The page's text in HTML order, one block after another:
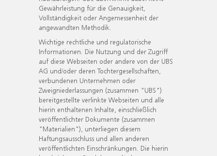
Gewährleistung für die Genauigkeit,
Vollständigkeit oder Angemessenheit der
angewandten Methodik.
Wichtige rechtliche und regulatorische
Informationen. Die Nutzung und der Zugriff
auf diese Webseiten oder andere von der UBS
AG und/oder deren Tochtergesellschaften,
verbundenen Unternehmen oder
Zweigniederlassungen (zusammen "UBS")
bereitgestellte verlinkte Webseiten und alle
hierin enthaltenen Inhalte, einschließlich
veröffentlichter Dokumente (zusammen
"Materialien"), unterliegen diesem
Haftungsausschluss und allen anderen
veröffentlichten Einschränkungen. Die hierin